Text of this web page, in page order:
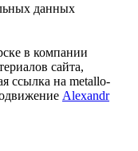
данных
в компании
сайта,
ссылка на metallo-
Alexandr